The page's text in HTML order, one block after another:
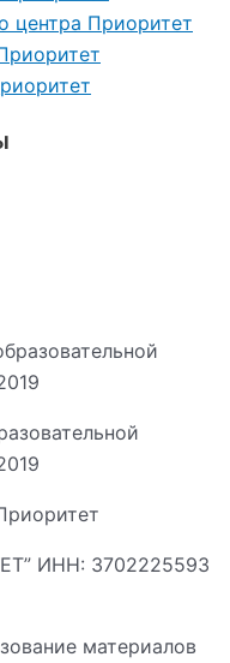
ИНН: 3702225593
материалов